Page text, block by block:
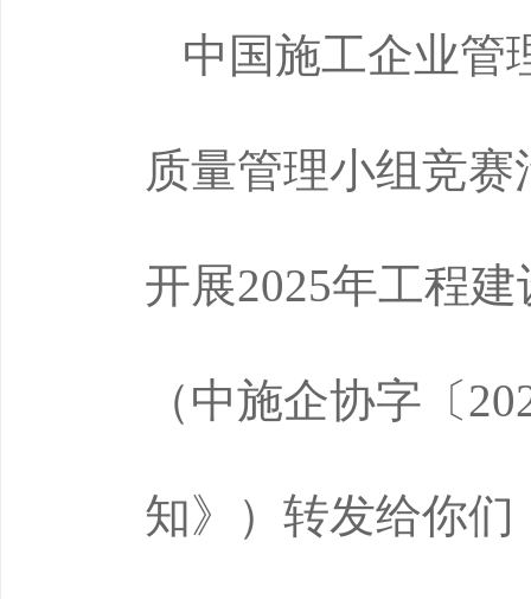
中国施工企业管
质量管理小组竞
开展2025年工程
（中施企协字〔
知》）转发给你